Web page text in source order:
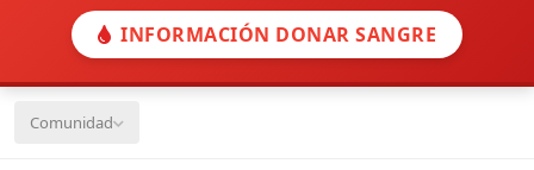
INFORMACIÓN DONAR SANGRE
Comunidad